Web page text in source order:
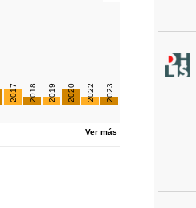
2017 2018 2019 2020 2022 2023
Ver más